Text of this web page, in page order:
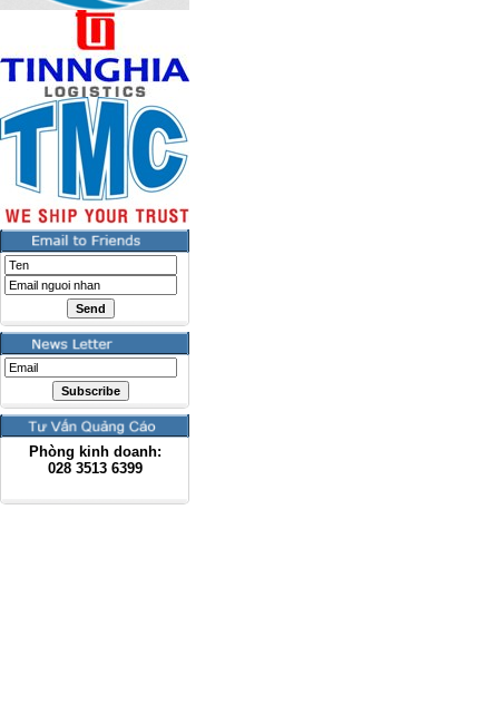
Phòng kinh doanh:
028 3513 6399